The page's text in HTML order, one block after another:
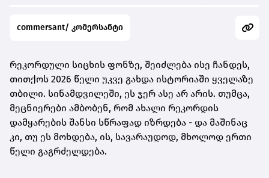
commersant/ კომერსანტი
რეკორდული სიცხის ფონზე, შეიძლება ისე ჩანდეს,
თითქოს 2026 წელი უკვე გახდა ისტორიაში ყველაზე
თბილი. სინამდვილეში, ეს ჯერ ასე არ არის. თუმცა,
მეცნიერები ამბობენ, რომ ახალი რეკორდის
დამყარების შანსი სწრაფად იზრდება - და მაშინაც
კი, თუ ეს მოხდება, ის, სავარაუდოდ, მხოლოდ ერთი
წელი გაგრძელდება.